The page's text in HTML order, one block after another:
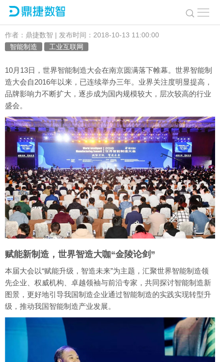
作者：鼎捷数智 | 发布时间：2018-10-13 11:00:00
智能制造
工业互联网
10月13日，世界智能制造大会在南京圆满落下帷幕。世界智能制
造大会自2016年以来，已连续举办三年。业界关注度明显提高，
品牌影响力不断扩大，逐步成为国内规模较大，层次较高的行业
盛会。
赋能新制造，世界智造大咖“金陵论剑”
本届大会以“赋能升级，智造未来”为主题，汇聚世界智能制造领
先企业、权威机构、卓越领袖与前沿专家，共同探讨智能制造新
图景，更好地引导我国制造企业通过智能制造的实践实现转型升
级，推动我国智能制造产业发展。